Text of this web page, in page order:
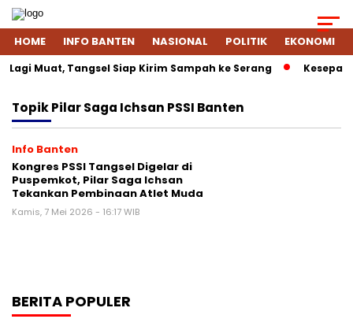
HOME INFO BANTEN NASIONAL POLITIK EKONOMI
Muat, Tangsel Siap Kirim Sampah ke Serang
TopikPilar Saga Ichsan PSSI Banten
Info Banten
Kongres PSSI Tangsel Digelar di
Puspemkot, Pilar Saga Ichsan
Tekankan Pembinaan Atlet Muda
Kamis, 7 Mei 2026 - 16:17 WIB
BERITA POPULER